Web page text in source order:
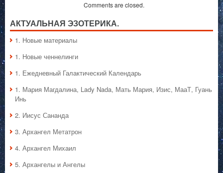
Comments are closed.
АКТУАЛЬНАЯ ЭЗОТЕРИКА.
1. Hовые материалы
1. Hовые ченнелинги
1. Ежедневный Галактический Календарь
1. Мария Магдалина, Lady Nada, Мать Мария, Изис, МааТ, Гуань
Инь
2. Иисус Сананда
3. Архангел Метатрон
4. Архангел Михаил
5. Архангелы и Ангелы